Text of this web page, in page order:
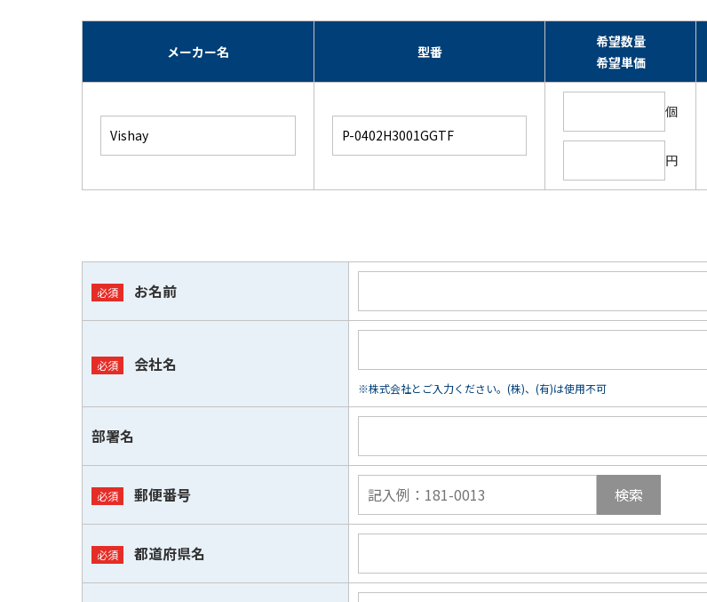
メーカー名 型番
希望数量
希望単価
個
円
お名前
会社名
※株式会社とご入力ください。(株)、(有)は使用不可
部署名
郵便番号 検索
都道府県名